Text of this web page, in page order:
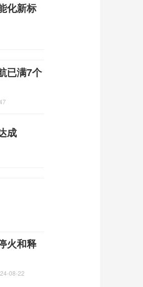
化新标
已满7个
成
火和释
08-22